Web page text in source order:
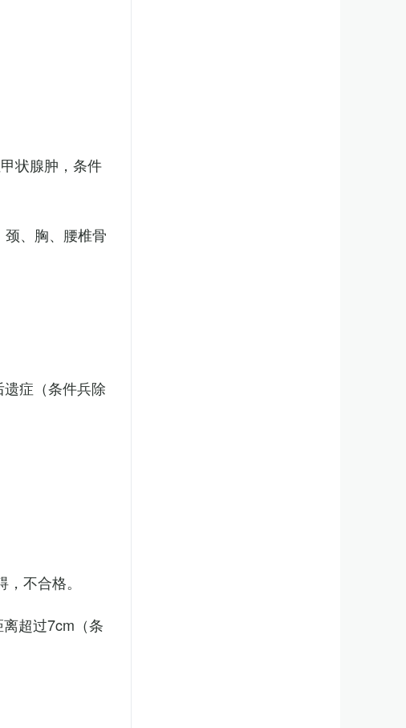
状腺肿，条件
、胸、腰椎骨
症（条件兵除
不合格。
超过7cm（条